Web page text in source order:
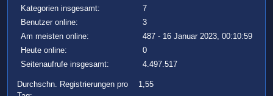
Kategorien insgesamt:
7
Benutzer online:
3
Am meisten online:
487 - 16 Januar 2023, 00:10:59
Heute online:
0
Seitenaufrufe insgesamt:
4.497.517
Durchschn. Registrierungen pro
1,55